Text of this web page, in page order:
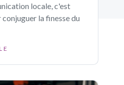
locale, c'est
la finesse du